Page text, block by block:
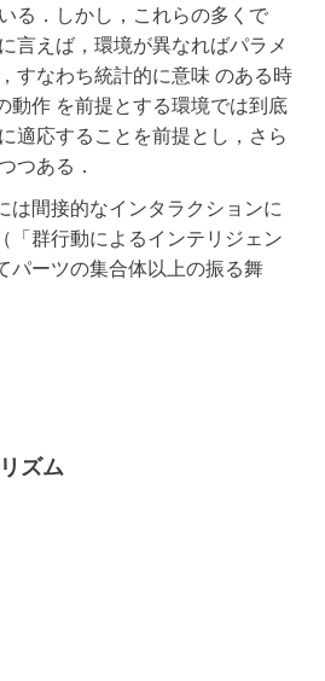
る．しかし，これらの多くで
言えば，環境が異なればパラメ
すなわち統計的に意味 のある時
動作 を前提とする環境では到底
適応することを前提とし，さら
つある．
は間接的なインタラクションに
「群行動によるインテリジェン
パーツの集合体以上の振る舞
ズム